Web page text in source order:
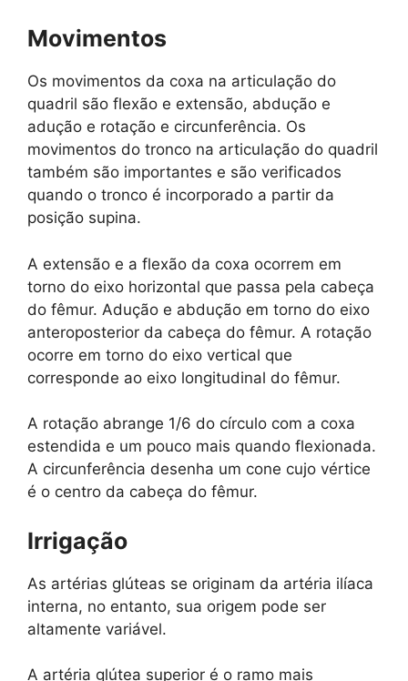
Movimentos
Os movimentos da coxa na articulação do
quadril são flexão e extensão, abdução e
adução e rotação e circunferência. Os
movimentos do tronco na articulação do quadril
também são importantes e são verificados
quando o tronco é incorporado a partir da
posição supina.
A extensão e a flexão da coxa ocorrem em
torno do eixo horizontal que passa pela cabeça
do fêmur. Adução e abdução em torno do eixo
anteroposterior da cabeça do fêmur. A rotação
ocorre em torno do eixo vertical que
corresponde ao eixo longitudinal do fêmur.
A rotação abrange 1/6 do círculo com a coxa
estendida e um pouco mais quando flexionada.
A circunferência desenha um cone cujo vértice
é o centro da cabeça do fêmur.
Irrigação
As artérias glúteas se originam da artéria ilíaca
interna, no entanto, sua origem pode ser
altamente variável.
A artéria glútea superior é o ramo mais